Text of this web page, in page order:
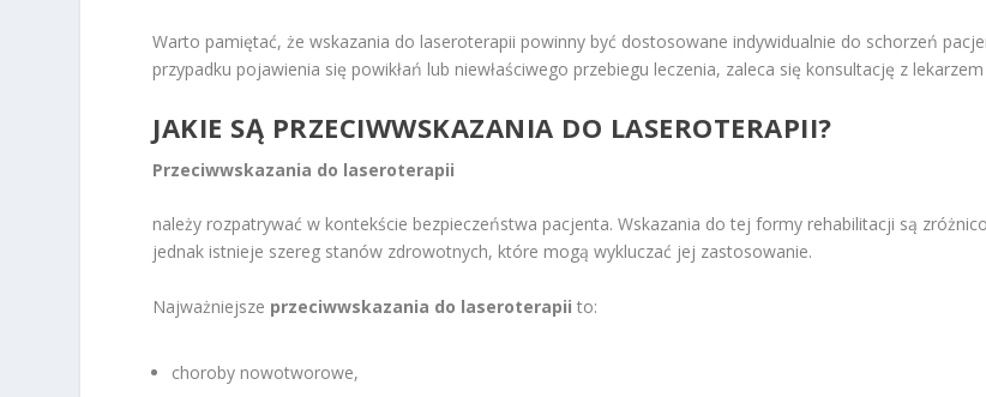
Warto pamiętać, że wskazania do laseroterapii powinny być dostosowane indywidualnie do schorzeń
przypadku pojawienia się powikłań lub niewłaściwego przebiegu leczenia, zaleca się konsultację z
JAKIE SĄ PRZECIWWSKAZANIA DO LASEROTERAPII?
Przeciwwskazania do laseroterapii
należy rozpatrywać w kontekście bezpieczeństwa pacjenta. Wskazania do tej formy rehabilitacji są
jednak istnieje szereg stanów zdrowotnych, które mogą wykluczać jej zastosowanie.
Najważniejsze przeciwwskazania do laseroterapii to:
choroby nowotworowe,